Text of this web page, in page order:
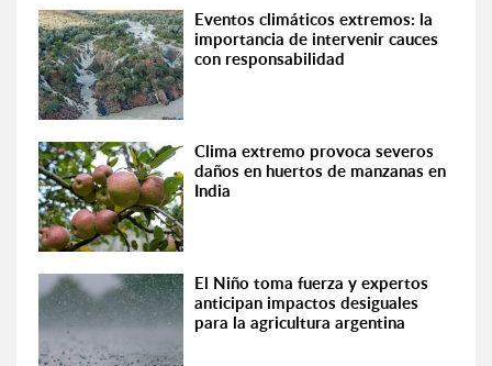
Eventos climáticos extremos: la
importancia de intervenir cauces
con responsabilidad
Clima extremo provoca severos
daños en huertos de manzanas en
India
El Niño toma fuerza y expertos
anticipan impactos desiguales
para la agricultura argentina